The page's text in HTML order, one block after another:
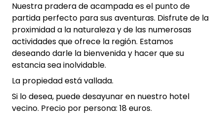
Nuestra pradera de acampada es el punto de
partida perfecto para sus aventuras. Disfrute de la
proximidad a la naturaleza y de las numerosas
actividades que ofrece la región. Estamos
deseando darle la bienvenida y hacer que su
estancia sea inolvidable.
La propiedad está vallada.
Si lo desea, puede desayunar en nuestro hotel
vecino. Precio por persona: 18 euros.